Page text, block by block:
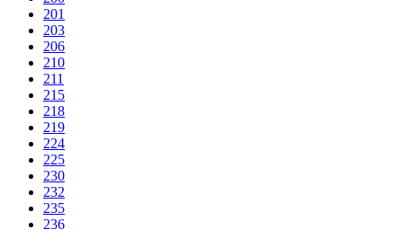
201
203
206
210
211
215
218
219
224
225
230
232
235
236